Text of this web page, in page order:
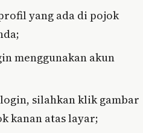
yang ada di pojok
menggunakan akun
silahkan klik gambar
kanan atas layar;